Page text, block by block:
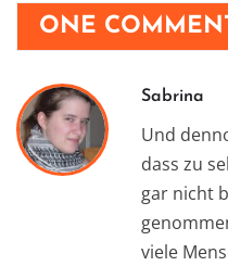
ONE
Sabrina
Und
dass zu
gar nicht
viele